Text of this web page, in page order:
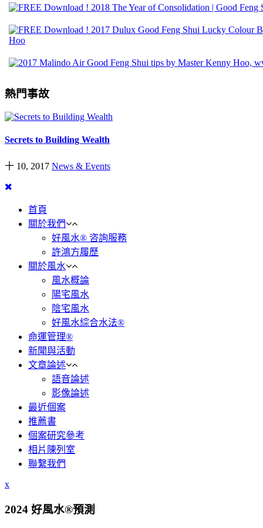
熱門事故
Secrets to Building Wealth
十 10, 2017 News & Events
首頁
關於我們
好風水® 咨詢服務
許鴻方履歷
關於風水
風水概論
陽宅風水
陰宅風水
好風水綜合水法®
命運管理®
新聞與活動
文章論述
語音論述
影像論述
最近個案
推薦書
個案研究參考
相片陳列室
聯繫我們
x
2024 好風水®預測